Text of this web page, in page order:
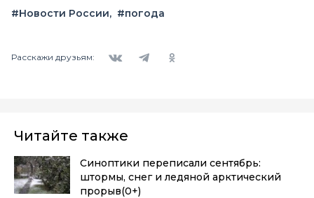
#Новости России #погода
Расскажи друзьям:
Читайте также
Синоптики переписали сентябрь:
штормы, снег и ледяной арктический
прорыв(0+)